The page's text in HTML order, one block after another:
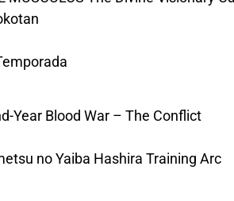
Year Blood War – The Conflict
no Yaiba Hashira Training Arc